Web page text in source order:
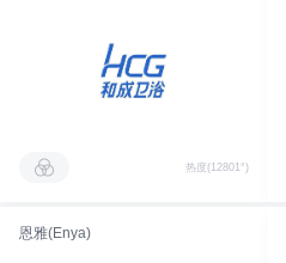
热度(12801°)
恩雅(Enya)